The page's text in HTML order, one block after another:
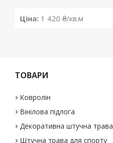
Ціна: 1 420 ₴/кв.м
ТОВАРИ
Ковролін
Вінілова підлога
Декоративна штучна трава
Штучна трава для спорту